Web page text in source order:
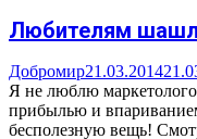
Любителям
Добромир21.03.2014
Я не люблю
прибылью и
бесполезную вещь!